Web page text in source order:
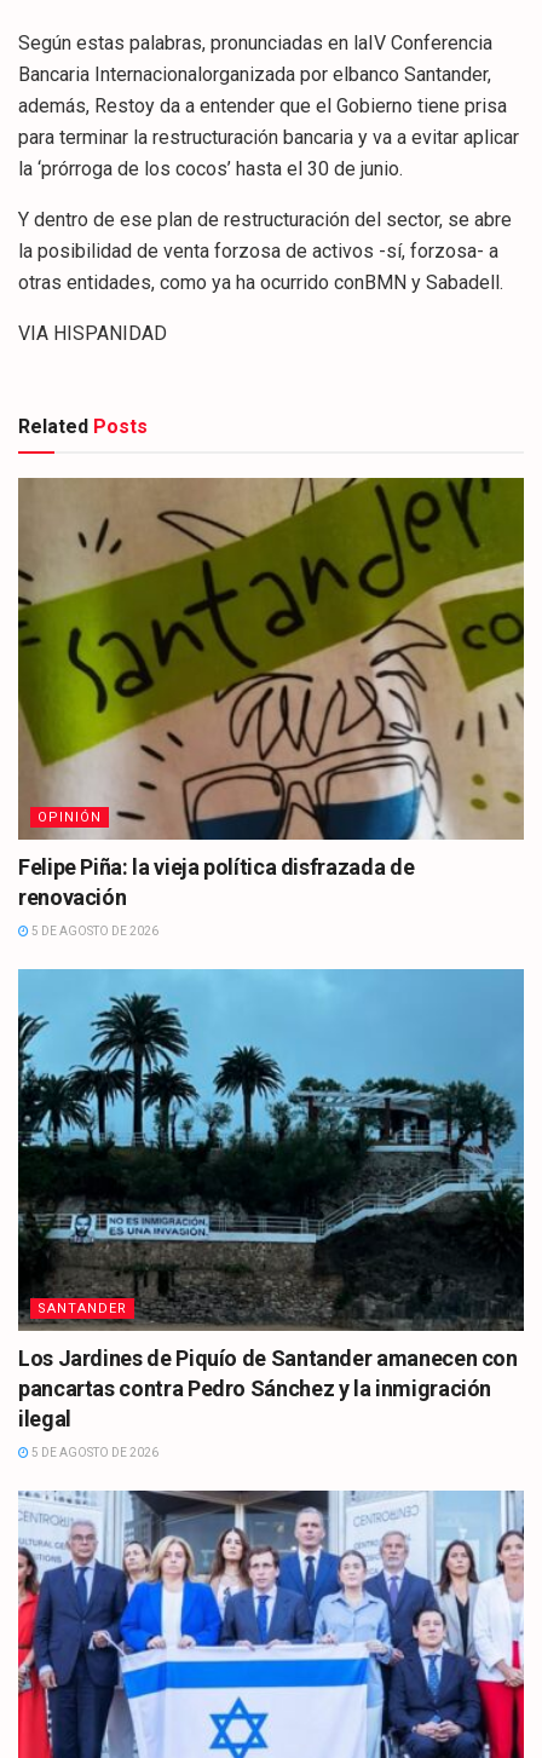
Según estas palabras, pronunciadas en laIV Conferencia
Bancaria Internacionalorganizada por elbanco Santander,
además, Restoy da a entender que el Gobierno tiene prisa
para terminar la restructuración bancaria y va a evitar aplicar
la ‘prórroga de los cocos’ hasta el 30 de junio.
Y dentro de ese plan de restructuración del sector, se abre
la posibilidad de venta forzosa de activos -sí, forzosa- a
otras entidades, como ya ha ocurrido conBMN y Sabadell.
VIA HISPANIDAD
Related Posts
OPINIÓN
Felipe Piña: la vieja política disfrazada de
renovación
5 DE AGOSTO DE 2026
SANTANDER
Los Jardines de Piquío de Santander amanecen con
pancartas contra Pedro Sánchez y la inmigración
ilegal
5 DE AGOSTO DE 2026